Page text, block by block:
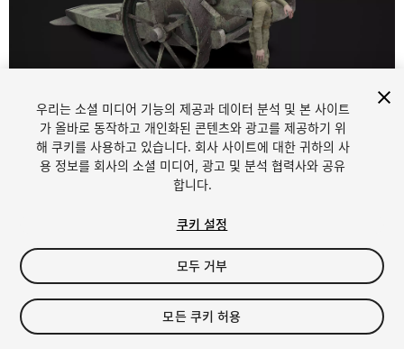
1/14
$15
세금/부가세는 결제 시 반영됩니다.
우리는 소셜 미디어 기능의 제공과 데이터 분석 및 본 사이트
가 올바로 동작하고 개인화된 콘텐츠와 광고를 제공하기 위
해 쿠키를 사용하고 있습니다. 회사 사이트에 대한 귀하의 사
용 정보를 회사의 소셜 미디어, 광고 및 분석 협력사와 공유
합니다.
쿠키 설정
모두 거부
모든 쿠키 허용